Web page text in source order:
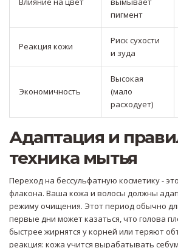
пигмент
Реакция кожи
Риск сухости
и зуда
Экономичность
Высокая
(мало
расходует)
Адаптация и
техника мытья
Переход на бессульфатную косметику -
флакона. Ваша кожа и волосы должны
режиму очищения. Этот период обычно
первые дни может казаться, что голова
быстрее жирнятся у корней или теряют
реакция: кожа учится вырабатывать